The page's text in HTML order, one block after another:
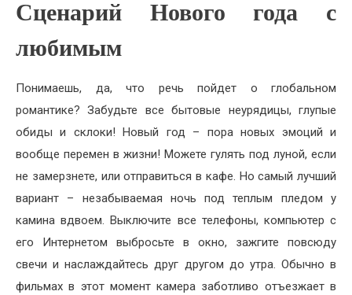
Сценарий Нового года с
любимым
Понимаешь, да, что речь пойдет о глобальном
романтике? Забудьте все бытовые неурядицы, глупые
обиды и склоки! Новый год – пора новых эмоций и
вообще перемен в жизни! Можете гулять под луной, если
не замерзнете, или отправиться в кафе. Но самый лучший
вариант – незабываемая ночь под теплым пледом у
камина вдвоем. Выключите все телефоны, компьютер с
его Интернетом выбросьте в окно, зажгите повсюду
свечи и наслаждайтесь друг другом до утра. Обычно в
фильмах в этот момент камера заботливо отъезжает в